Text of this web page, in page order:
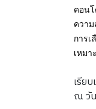
คอนโ
ควา
การ
เหมา
เรีย
ณ วั